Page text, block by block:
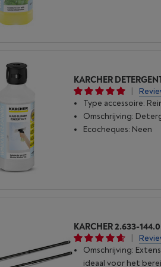
KARCHER
|
Type accessoire:
Omschrijving:
Ecocheques: Neen
KARCHER 2.633-
|
Omschrijving:
ideaal voor het